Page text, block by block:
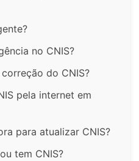
no CNIS?
do CNIS?
pela internet em
para atualizar CNIS?
tem CNIS?